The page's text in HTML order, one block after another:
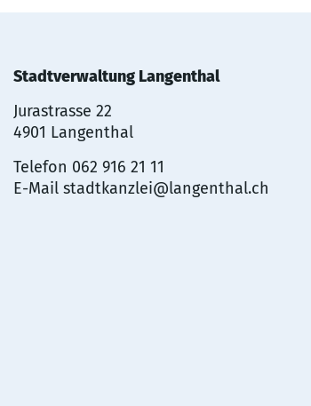
Stadtverwaltung Langenthal
Jurastrasse 22
4901 Langenthal
Telefon 062 916 21 11
E-Mail stadtkanzlei@langenthal.ch